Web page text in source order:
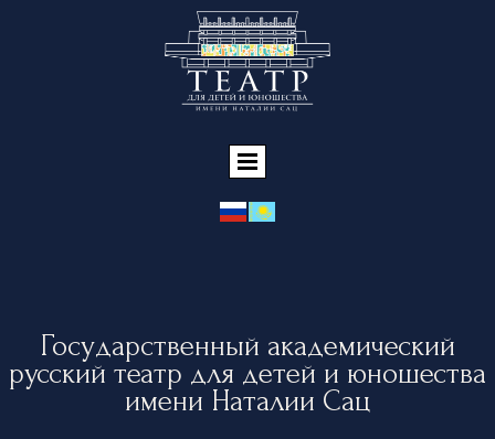
Государственный академический
русский театр для детей и юношества
имени Наталии Сац